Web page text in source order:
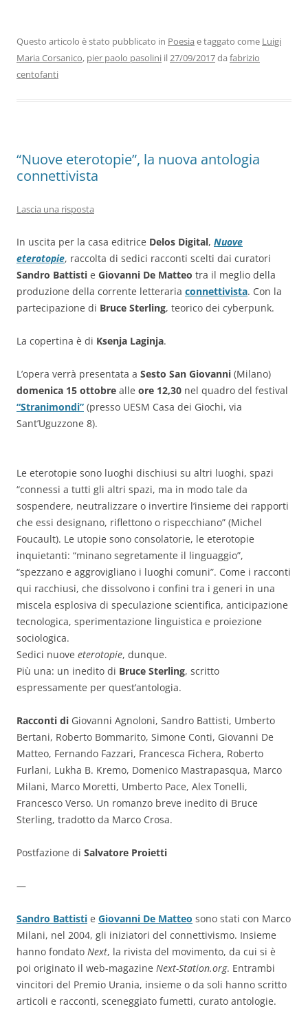
b
o
dI
n
A
p
a
m
vi
di
Questo articolo è stato pubblicato in Poesia e taggato come Luigi
Maria Corsanico, pier paolo pasolini il27/09/2017da fabrizio
centofanti
“Nuove eterotopie”, la nuova antologia
connettivista
Lascia una risposta
In uscita per la casa editrice Delos Digital, Nuove
eterotopie, raccolta di sedici racconti scelti dai curatori
Sandro Battisti e Giovanni De Matteo tra il meglio della
produzione della corrente letteraria connettivista. Con la
partecipazione di Bruce Sterling, teorico dei cyberpunk.
La copertina è di Ksenja Laginja.
L’opera verrà presentata a Sesto San Giovanni (Milano)
domenica 15 ottobre alle ore 12,30 nel quadro del festival
“Stranimondi” (presso UESM Casa dei Giochi, via
Sant’Uguzzone 8).
Le eterotopie sono luoghi dischiusi su altri luoghi, spazi
“connessi a tutti gli altri spazi, ma in modo tale da
sospendere, neutralizzare o invertire l’insieme dei rapporti
che essi designano, riflettono o rispecchiano” (Michel
Foucault). Le utopie sono consolatorie, le eterotopie
inquietanti: “minano segretamente il linguaggio”,
“spezzano e aggrovigliano i luoghi comuni”. Come i racconti
qui racchiusi, che dissolvono i confini tra i generi in una
miscela esplosiva di speculazione scientifica, anticipazione
tecnologica, sperimentazione linguistica e proiezione
sociologica.
Sedici nuove eterotopie, dunque.
Più una: un inedito di Bruce Sterling, scritto
espressamente per quest’antologia.
Racconti di Giovanni Agnoloni, Sandro Battisti, Umberto
Bertani, Roberto Bommarito, Simone Conti, Giovanni De
Matteo, Fernando Fazzari, Francesca Fichera, Roberto
Furlani, Lukha B. Kremo, Domenico Mastrapasqua, Marco
Milani, Marco Moretti, Umberto Pace, Alex Tonelli,
Francesco Verso. Un romanzo breve inedito di Bruce
Sterling, tradotto da Marco Crosa.
Postfazione di Salvatore Proietti
—
Sandro Battisti e Giovanni De Matteo sono stati con Marco
Milani, nel 2004, gli iniziatori del connettivismo. Insieme
hanno fondato Next, la rivista del movimento, da cui si è
poi originato il web-magazine Next-Station.org. Entrambi
vincitori del Premio Urania, insieme o da soli hanno scritto
articoli e racconti, sceneggiato fumetti, curato antologie.